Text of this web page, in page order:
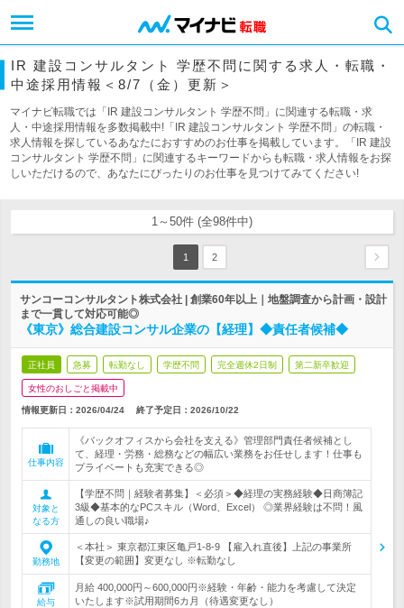
IR 建設コンサルタント 学歴不問に関する求人・転職・
中途採用情報＜8/7（金）更新＞
マイナビ転職では「IR 建設コンサルタント 学歴不問」に関連する転職・求
人・中途採用情報を多数掲載中!「IR 建設コンサルタント 学歴不問」の転職・
求人情報を探しているあなたにおすすめのお仕事を掲載しています。「IR 建設
コンサルタント 学歴不問」に関連するキーワードからも転職・求人情報をお探
しいただけるので、あなたにぴったりのお仕事を見つけてみてください!
1～50件 (全98件中)
1 2
サンコーコンサルタント株式会社 | 創業60年以上｜地盤調査から計画・設計
まで一貫して対応可能◎
《東京》総合建設コンサル企業の【経理】◆責任者候補◆
正社員 急募 転勤なし 学歴不問 完全週休2日制 第二新卒歓迎
女性のおしごと掲載中
情報更新日：2026/04/24 終了予定日： 2026/10/22
仕事内容
《バックオフィスから会社を支える》管理部門責任者候補とし
て、経理・労務・総務などの幅広い業務をお任せします！仕事も
プライベートも充実できる◎
対象と
なる方
【学歴不問｜経験者募集】＜必須＞◆経理の実務経験◆日商簿記
3級◆基本的なPCスキル（Word、Excel） ◎業界経験は不問！風
通しの良い職場♪
勤務地
＜本社＞ 東京都江東区亀戸1-8-9 【雇入れ直後】上記の事業所
【変更の範囲】変更なし ※転勤なし
給与
月給 400,000円～600,000円※経験・年齢・能力を考慮して決定
いたします※試用期間6カ月（待遇変更なし）